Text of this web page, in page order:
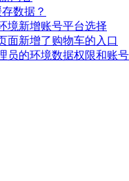
数据？
境新增账号平台选择
面新增了购物车的入口
员的环境数据权限和账